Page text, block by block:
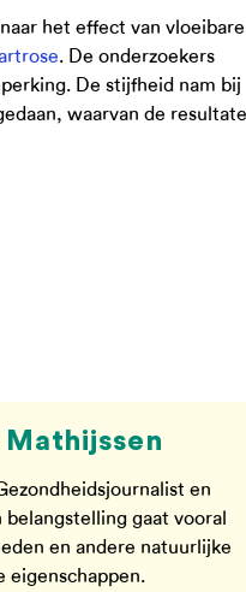
het effect van vloeibare
. De onderzoekers
De stijfheid nam bij
waarvan de
en
gaat vooral
en andere natuurlijke
eigenschappen.